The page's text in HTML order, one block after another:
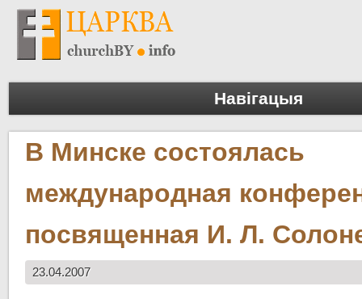
Навігацыя
В Минске состоялась
международная
посвященная И. Л.
23.04.2007